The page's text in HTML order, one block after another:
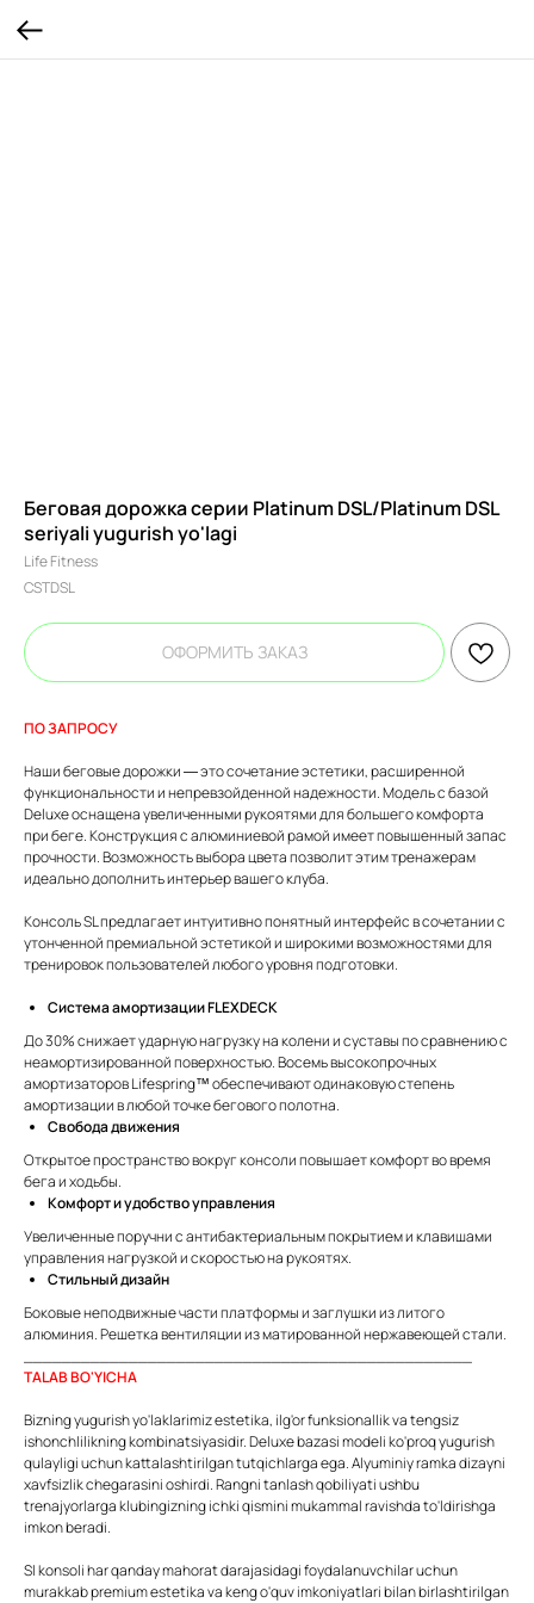
Беговая дорожка серии Platinum DSL/Platinum DSL
seriyali yugurish yo'lagi
Life Fitness
CSTDSL
ОФОРМИТЬ ЗАКАЗ
ПО ЗАПРОСУ
Наши беговые дорожки — это сочетание эстетики, расширенной
функциональности и непревзойденной надежности. Модель с базой
Deluxe оснащена увеличенными рукоятями для большего комфорта
при беге. Конструкция с алюминиевой рамой имеет повышенный запас
прочности. Возможность выбора цвета позволит этим тренажерам
идеально дополнить интерьер вашего клуба.
Консоль SL предлагает интуитивно понятный интерфейс в сочетании с
утонченной премиальной эстетикой и широкими возможностями для
тренировок пользователей любого уровня подготовки.
Система амортизации FLEXDECK
До 30% снижает ударную нагрузку на колени и суставы по сравнению с
неамортизированной поверхностью. Восемь высокопрочных
амортизаторов Lifespring™ обеспечивают одинаковую степень
амортизации в любой точке бегового полотна.
Свобода движения
Открытое пространство вокруг консоли повышает комфорт во время
бега и ходьбы.
Комфорт и удобство управления
Увеличенные поручни с антибактериальным покрытием и клавишами
управления нагрузкой и скоростью на рукоятях.
Стильный дизайн
Боковые неподвижные части платформы и заглушки из литого
алюминия. Решетка вентиляции из матированной нержавеющей стали.
TALAB BO'YICHA
Bizning yugurish yo'laklarimiz estetika, ilg'or funksionallik va tengsiz
ishonchlilikning kombinatsiyasidir. Deluxe bazasi modeli ko'proq yugurish
qulayligi uchun kattalashtirilgan tutqichlarga ega. Alyuminiy ramka dizayni
xavfsizlik chegarasini oshirdi. Rangni tanlash qobiliyati ushbu
trenajyorlarga klubingizning ichki qismini mukammal ravishda to'ldirishga
imkon beradi.
Sl konsoli har qanday mahorat darajasidagi foydalanuvchilar uchun
murakkab premium estetika va keng o'quv imkoniyatlari bilan birlashtirilgan